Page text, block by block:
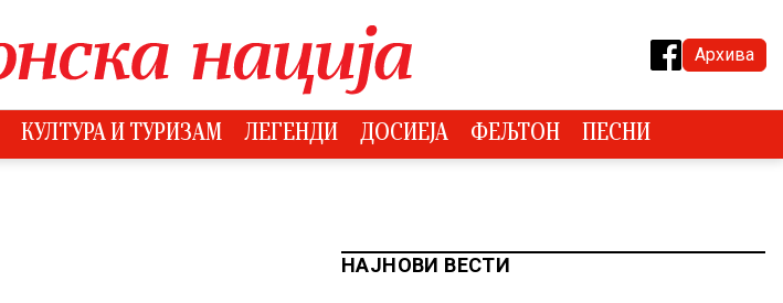
Архива
КУЛТУРА И ТУРИЗАМ ЛЕГЕНДИ ДОСИЕЈА ФЕЉТОН ПЕСНИ
НАЈНОВИ ВЕСТИ